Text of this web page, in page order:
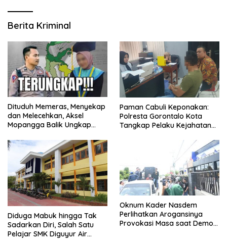
Berita Kriminal
Dituduh Memeras, Menyekap
dan Melecehkan, Aksel
Mopangga Balik Ungkap
Paman Cabuli Keponakan:
Polresta Gorontalo Kota
Tangkap Pelaku Kejahatan
Diduga Mabuk hingga Tak
Sadarkan Diri, Salah Satu
Pelajar SMK Diguyur Air
Oknum Kader Nasdem
Perlihatkan Arogansinya
Provokasi Masa saat Demo